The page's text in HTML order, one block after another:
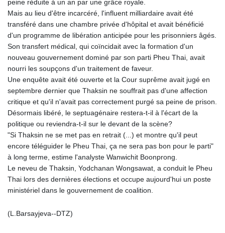
peine réduite à un an par une grâce royale.
Mais au lieu d'être incarcéré, l'influent milliardaire avait été
transféré dans une chambre privée d'hôpital et avait bénéficié
d'un programme de libération anticipée pour les prisonniers âgés.
Son transfert médical, qui coïncidait avec la formation d'un
nouveau gouvernement dominé par son parti Pheu Thai, avait
nourri les soupçons d'un traitement de faveur.
Une enquête avait été ouverte et la Cour suprême avait jugé en
septembre dernier que Thaksin ne souffrait pas d'une affection
critique et qu'il n'avait pas correctement purgé sa peine de prison.
Désormais libéré, le septuagénaire restera-t-il à l'écart de la
politique ou reviendra-t-il sur le devant de la scène?
"Si Thaksin ne se met pas en retrait (...) et montre qu'il peut
encore téléguider le Pheu Thai, ça ne sera pas bon pour le parti"
à long terme, estime l'analyste Wanwichit Boonprong.
Le neveu de Thaksin, Yodchanan Wongsawat, a conduit le Pheu
Thai lors des dernières élections et occupe aujourd'hui un poste
ministériel dans le gouvernement de coalition.
(L.Barsayjeva--DTZ)